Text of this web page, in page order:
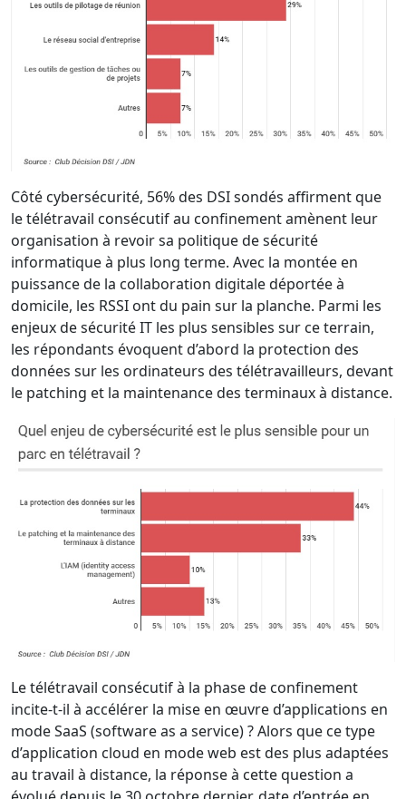
Côté cybersécurité, 56% des DSI sondés affirment que
le télétravail consécutif au confinement amènent leur
organisation à revoir sa politique de sécurité
informatique à plus long terme. Avec la montée en
puissance de la collaboration digitale déportée à
domicile, les RSSI ont du pain sur la planche. Parmi les
enjeux de sécurité IT les plus sensibles sur ce terrain,
les répondants évoquent d’abord la protection des
données sur les ordinateurs des télétravailleurs, devant
le patching et la maintenance des terminaux à distance.
Le télétravail consécutif à la phase de confinement
incite-t-il à accélérer la mise en œuvre d’applications en
mode SaaS (software as a service) ? Alors que ce type
d’application cloud en mode web est des plus adaptées
au travail à distance, la réponse à cette question a